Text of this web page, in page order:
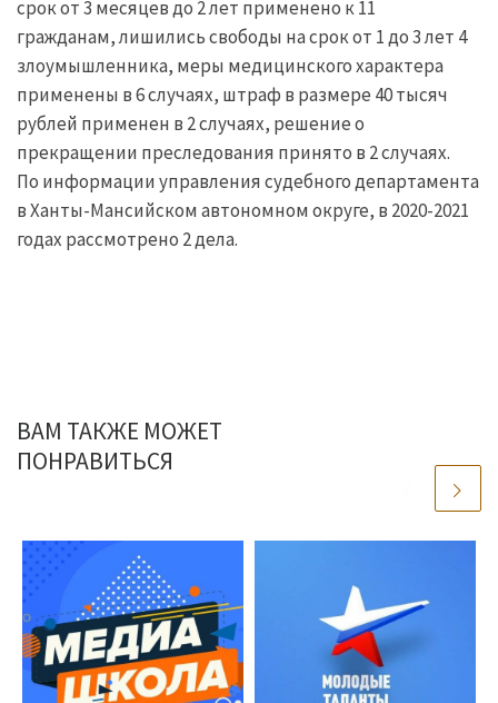
срок от 3 месяцев до 2 лет применено к 11
гражданам, лишились свободы на срок от 1 до 3 лет 4
злоумышленника, меры медицинского характера
применены в 6 случаях, штраф в размере 40 тысяч
рублей применен в 2 случаях, решение о
прекращении преследования принято в 2 случаях.
По информации управления судебного департамента
в Ханты-Мансийском автономном округе, в 2020-2021
годах рассмотрено 2 дела.
ВАМ ТАКЖЕ МОЖЕТ
ПОНРАВИТЬСЯ